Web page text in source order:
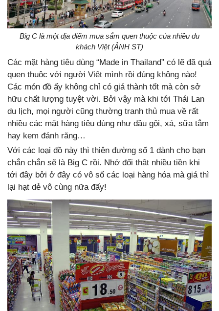
Big C là một địa điểm mua sắm quen thuộc của nhiều du
khách Việt (ẢNH ST)
Các mặt hàng tiêu dùng “Made in Thailand” có lẽ đã quá
quen thuộc với người Việt mình rồi đúng không nào!
Các món đồ ấy không chỉ có giá thành tốt mà còn sở
hữu chất lượng tuyệt vời. Bởi vậy mà khi tới Thái Lan
du lịch, mọi người cũng thường tranh thủ mua về rất
nhiều các mặt hàng tiêu dùng như dầu gội, xả, sữa tắm
hay kem đánh răng…
Với các loại đồ này thì thiên đường số 1 dành cho bạn
chắn chắn sẽ là Big C rồi. Nhớ đổi thật nhiều tiền khi
tới đây bởi ở đây có vô số các loại hàng hóa mà giá thì
lại hạt dẻ vô cùng nữa đấy!